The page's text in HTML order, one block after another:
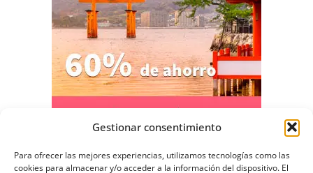
Gestionar consentimiento
Para ofrecer las mejores experiencias, utilizamos tecnologías como las
cookies para almacenar y/o acceder a la información del dispositivo. El